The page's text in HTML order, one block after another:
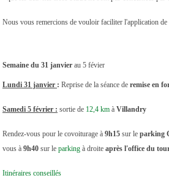
Nous vous remercions de vouloir faciliter l'application de
Semaine du 31 janvier au 5 févier
Lundi 31 janvier : Reprise de la séance de remise en
Samedi 5 février : sortie de 12,4 km à Villandry
Rendez-vous pour le covoiturage à 9h15 sur le parking
vous à 9h40 sur le parking à droite après l'office du
Itinéraires conseillés